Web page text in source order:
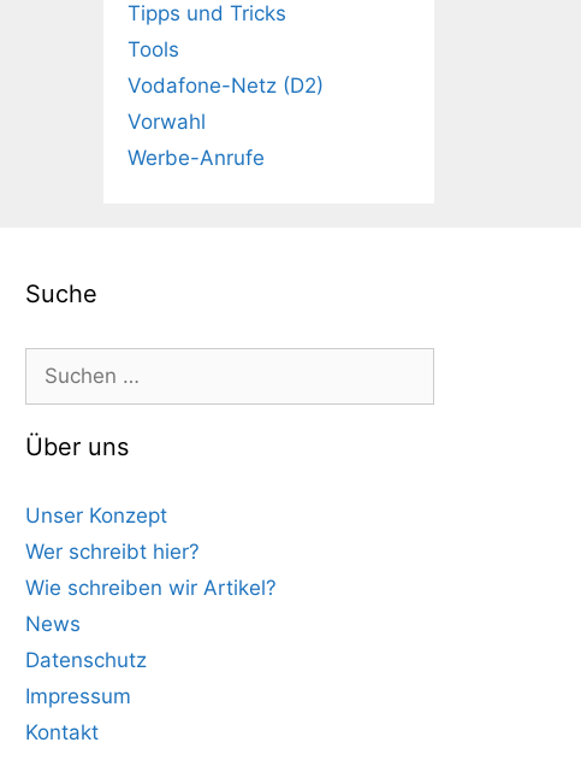
Tipps und Tricks
Tools
Vodafone-Netz (D2)
Vorwahl
Werbe-Anrufe
Suche
nach:
Über uns
Unser Konzept
Wer schreibt hier?
Wie schreiben wir Artikel?
News
Datenschutz
Impressum
Kontakt